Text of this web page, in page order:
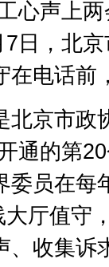
心声上
7日，北
在电话前
京市政
通的第
委员在每
大厅值守
、收集诉